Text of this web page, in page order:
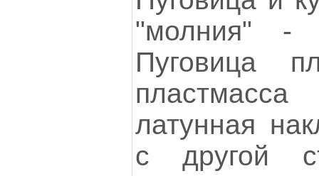
"молния"
Пуговица
латунная
с другой